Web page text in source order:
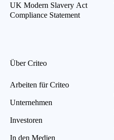
UK Modern Slavery Act
Compliance Statement
Über Criteo
Arbeiten für Criteo
Unternehmen
Investoren
In den Medien